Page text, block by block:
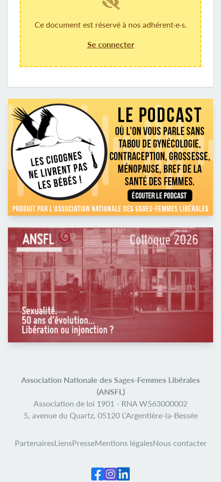
Ce document est réservé à nos adhérent·e·s.
Se connecter
Association Nationale des Sages-Femmes Libérales
(ANSFL)
Association de loi 1901 - RNA W563000002
5, avenue du Quartz, 05120 L’Argentière-la-Bessée
PartenairesLiensPresseMentions légalesNous contacter